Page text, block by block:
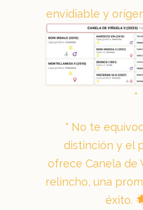
envidiable y
No te
distinción y el
ofrece Canela de
relincho, una
éxito.